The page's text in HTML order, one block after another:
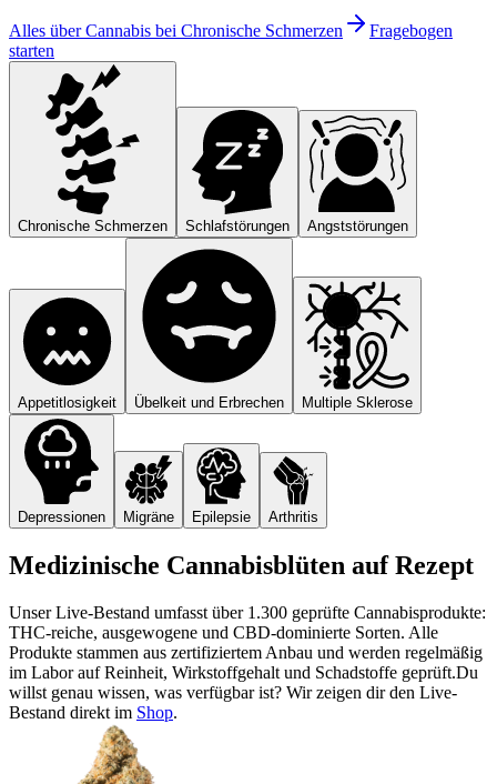
Alles über Cannabis bei Chronische Schmerzen
Fragebogen
starten
Chronische Schmerzen Schlafstörungen Angststörungen
Appetitlosigkeit Übelkeit und Erbrechen Multiple Sklerose
Depressionen Migräne Epilepsie Arthritis
Medizinische Cannabisblüten auf Rezept
Unser Live-Bestand umfasst über 1.300 geprüfte Cannabisprodukte:
THC-reiche, ausgewogene und CBD-dominierte Sorten. Alle
Produkte stammen aus zertifiziertem Anbau und werden regelmäßig
im Labor auf Reinheit, Wirkstoffgehalt und Schadstoffe geprüft.Du
willst genau wissen, was verfügbar ist? Wir zeigen dir den Live-
Bestand direkt im Shop.